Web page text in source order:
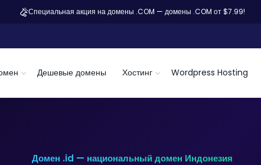
Специальная акция на домены .COM — домены .COM от $7.99!
Дешевые домены Хостинг Wordpress Hosting
Домен .id — национальный домен Индонезия